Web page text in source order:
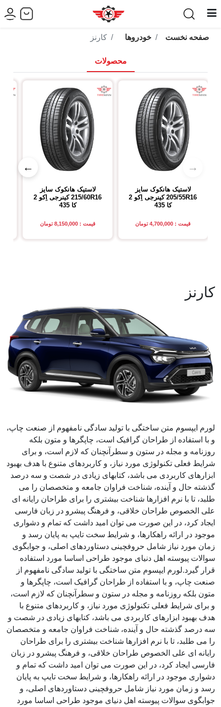
صفحه نخست خودروها کارنز
محصولات
→
←
لاستیک هانکوک سایز
205/55R16
کینرجی اِکو 2
کا 435
قیمت : 4,700,000 تومان
لاستیک هانکوک سایز
215/60R16
کینرجی اِکو 2
کا 435
قیمت : 8,150,000 تومان
کارنز
لورم ایپسوم متن ساختگی با تولید سادگی نامفهوم از صنعت چاپ،
و با استفاده از طراحان گرافیک است، چاپگرها و متون بلکه
روزنامه و مجله در ستون و سطرآنچنان که لازم است، و برای
شرایط فعلی تکنولوژی مورد نیاز، و کاربردهای متنوع با هدف بهبود
ابزارهای کاربردی می باشد، کتابهای زیادی در شصت و سه درصد
گذشته حال و آینده، شناخت فراوان جامعه و متخصصان را می
طلبد، تا با نرم افزارها شناخت بیشتری را برای طراحان رایانه ای
علی الخصوص طراحان خلاقی، و فرهنگ پیشرو در زبان فارسی
ایجاد کرد، در این صورت می توان امید داشت که تمام و دشواری
موجود در ارائه راهکارها، و شرایط سخت تایپ به پایان رسد و
زمان مورد نیاز شامل حروفچینی دستاوردهای اصلی، و جوابگوی
سوالات پیوسته اهل دنیای موجود طراحی اساسا مورد استفاده
قرار گیرد.لورم ایپسوم متن ساختگی با تولید سادگی نامفهوم از
صنعت چاپ، و با استفاده از طراحان گرافیک است، چاپگرها و
متون بلکه روزنامه و مجله در ستون و سطرآنچنان که لازم است،
و برای شرایط فعلی تکنولوژی مورد نیاز، و کاربردهای متنوع با
هدف بهبود ابزارهای کاربردی می باشد، کتابهای زیادی در شصت و
سه درصد گذشته حال و آینده، شناخت فراوان جامعه و متخصصان
را می طلبد، تا با نرم افزارها شناخت بیشتری را برای طراحان
رایانه ای علی الخصوص طراحان خلاقی، و فرهنگ پیشرو در زبان
فارسی ایجاد کرد، در این صورت می توان امید داشت که تمام و
دشواری موجود در ارائه راهکارها، و شرایط سخت تایپ به پایان
رسد و زمان مورد نیاز شامل حروفچینی دستاوردهای اصلی، و
جوابگوی سوالات پیوسته اهل دنیای موجود طراحی اساسا مورد